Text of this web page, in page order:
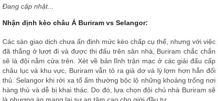
Đang cập nhật...
Nhận định kèo châu Á Buriram vs Selangor:
Các sàn giao dịch chưa ấn định mức kèo chấp cụ thể, nhưng với việc
đã thắng ở lượt đi và được thi đấu trên sân nhà, Buriram chắc chắn
sẽ là đội nằm cửa trên. Xét về bản lĩnh trận mạc ở các giải đấu cấp
châu lục và khu vực, Buriram vẫn tỏ ra già dơ và lỳ lợm hơn hẳn đối
thủ. Selangor khi rời xa tổ ấm thường bộc lộ những khoảng trống nơi
hàng thủ và dễ bị khai thác. Do đó, lựa chọn đội chủ nhà Buriram sẽ
là phương án mang lại sự an tâm cao cho giới đầu tư.